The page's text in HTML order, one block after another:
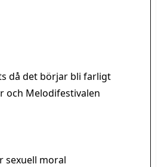
då det börjar bli farligt
och Melodifestivalen
sexuell moral